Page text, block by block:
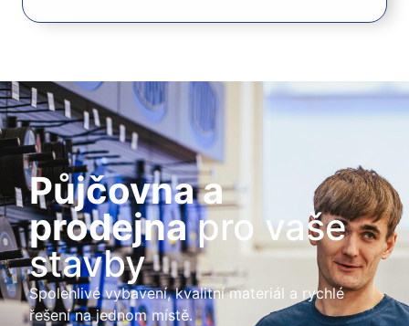
Půjčovna a
prodejnapro vaše
stavby
Spolehlivé vybavení, kvalitní materiál a rychlé
řešení na jednom místě.